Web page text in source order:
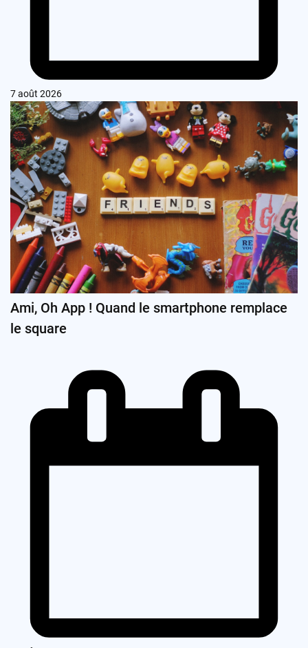
7 août 2026
Ami, Oh App ! Quand le smartphone remplace
le square